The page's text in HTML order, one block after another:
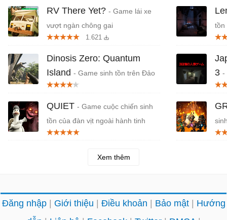
RV There Yet? - Game lái xe
vượt ngàn chông gai
1.621
Dinosis Zero: Quantum
Island - Game sinh tồn trên Đảo
Khủng long
QUIET - Game cuộc chiến sinh
tồn của đàn vịt ngoài hành tinh
tồn
3 -
Xem thêm
Đăng nhập Giới thiệu Điều khoản Bảo mật
Hướng